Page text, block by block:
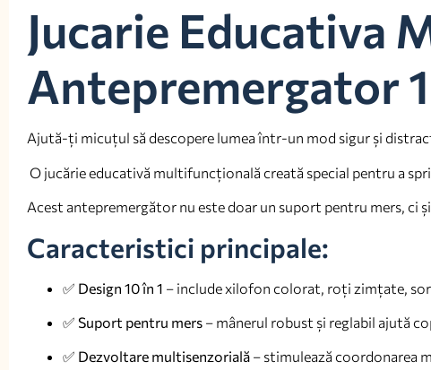
Jucarie Educativa
Antepremergator
Ajută-ți micuțul să descopere lumea într-un mod sigur și
O jucărie educativă multifuncțională creată special pentru a
Acest antepremergător nu este doar un suport pentru mers, ci
Caracteristici principale:
✅ Design 10 în 1 – include xilofon colorat, roți zimțate,
✅ Suport pentru mers – mânerul robust și reglabil ajută
✅ Dezvoltare multisenzorială – stimulează coordonarea